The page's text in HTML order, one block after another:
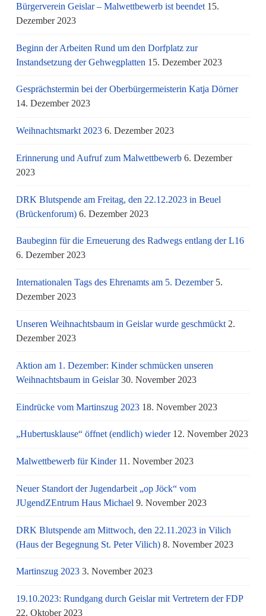
Bürgerverein Geislar – Malwettbewerb ist beendet 15.
Dezember 2023
Beginn der Arbeiten Rund um den Dorfplatz zur
Instandsetzung der Gehwegplatten 15. Dezember 2023
Gesprächstermin bei der Oberbürgermeisterin Katja Dörner
14. Dezember 2023
Weihnachtsmarkt 2023 6. Dezember 2023
Erinnerung und Aufruf zum Malwettbewerb 6. Dezember
2023
DRK Blutspende am Freitag, den 22.12.2023 in Beuel
(Brückenforum) 6. Dezember 2023
Baubeginn für die Erneuerung des Radwegs entlang der L16
6. Dezember 2023
Internationalen Tags des Ehrenamts am 5. Dezember 5.
Dezember 2023
Unseren Weihnachtsbaum in Geislar wurde geschmückt 2.
Dezember 2023
Aktion am 1. Dezember: Kinder schmücken unseren
Weihnachtsbaum in Geislar 30. November 2023
Eindrücke vom Martinszug 2023 18. November 2023
„Hubertusklause“ öffnet (endlich) wieder 12. November 2023
Malwettbewerb für Kinder 11. November 2023
Neuer Standort der Jugendarbeit „op Jöck“ vom
JUgendZEntrum Haus Michael 9. November 2023
DRK Blutspende am Mittwoch, den 22.11.2023 in Vilich
(Haus der Begegnung St. Peter Vilich) 8. November 2023
Martinszug 2023 3. November 2023
19.10.2023: Rundgang durch Geislar mit Vertretern der FDP
22. Oktober 2023